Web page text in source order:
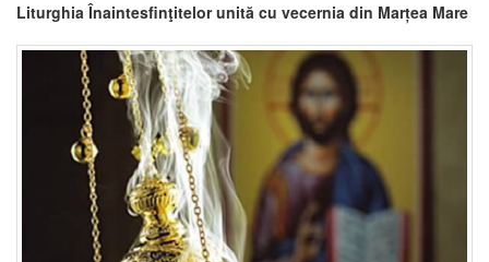
Liturghia Înaintesfinţitelor unită cu vecernia din Marțea Mare